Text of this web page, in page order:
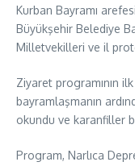
Kurban Bayramı
Büyükşehir Belediye
Milletvekilleri ve il
Ziyaret programının
bayramlaşmanın
okundu ve karanfiller
Program, Narlıca